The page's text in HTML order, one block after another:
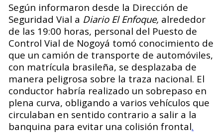
Según informaron desde la Dirección de
Seguridad Vial a Diario El Enfoque, alrededor
de las 19:00 horas, personal del Puesto de
Control Vial de Nogoyá tomó conocimiento de
que un camión de transporte de automóviles,
con matrícula brasileña, se desplazaba de
manera peligrosa sobre la traza nacional. El
conductor habría realizado un sobrepaso en
plena curva, obligando a varios vehículos que
circulaban en sentido contrario a salir a la
banquina para evitar una colisión frontal.